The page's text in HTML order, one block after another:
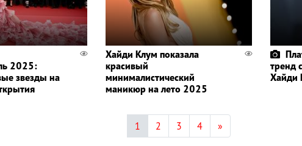
2025:
звезды на
Хайди Клум показала
красивый
минималистический
маникюр на лето 2025
тренд
Хайди
1 2 3 4 »